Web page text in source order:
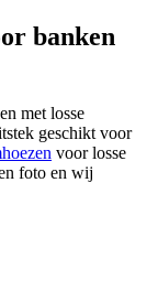
banken
met losse
geschikt voor
voor losse
foto en wij